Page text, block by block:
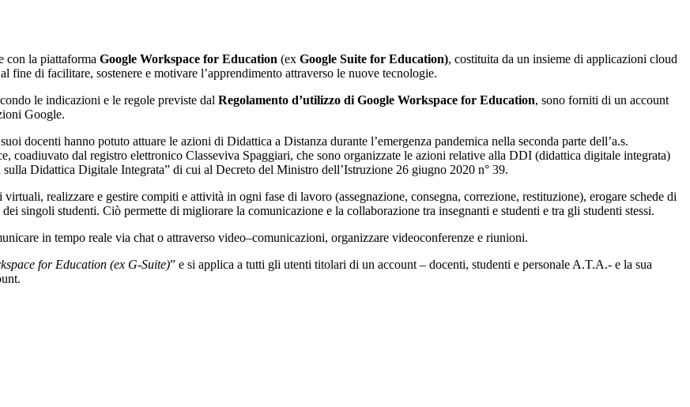
con la piattaforma Google Workspace for Education (ex Google Suite for Education), costituita da un insieme di applicazioni cloud
fine di facilitare, sostenere e motivare l’apprendimento attraverso le nuove tecnologie.
le indicazioni e le regole previste dal Regolamento d’utilizzo di Google Workspace for Education, sono forniti di un account
Google.
docenti hanno potuto attuare le azioni di Didattica a Distanza durante l’emergenza pandemica nella seconda parte dell’a.s.
coadiuvato dal registro elettronico Classeviva Spaggiari, che sono organizzate le azioni relative alla DDI (didattica digitale integrata)
Didattica Digitale Integrata” di cui al Decreto del Ministro dell’Istruzione 26 giugno 2020 n° 39.
realizzare e gestire compiti e attività in ogni fase di lavoro (assegnazione, consegna, correzione, restituzione), erogare schede di
singoli studenti. Ciò permette di migliorare la comunicazione e la collaborazione tra insegnanti e studenti e tra gli studenti stessi.
in tempo reale via chat o attraverso video–comunicazioni, organizzare videoconferenze e riunioni.
for Education (ex G-Suite)” e si applica a tutti gli utenti titolari di un account – docenti, studenti e personale A.T.A.- e la sua